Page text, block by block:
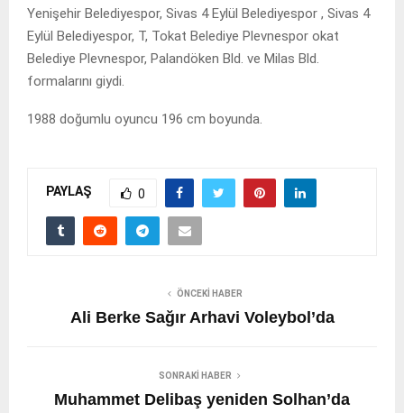
Yenişehir Belediyespor, Sivas 4 Eylül Belediyespor , Sivas 4
Eylül Belediyespor, T, Tokat Belediye Plevnespor okat
Belediye Plevnespor, Palandöken Bld. ve Milas Bld.
formalarını giydi.
1988 doğumlu oyuncu 196 cm boyunda.
PAYLAŞ 0
ÖNCEKI HABER
Ali Berke Sağır Arhavi Voleybol’da
SONRAKI HABER
Muhammet Delibaş yeniden Solhan’da